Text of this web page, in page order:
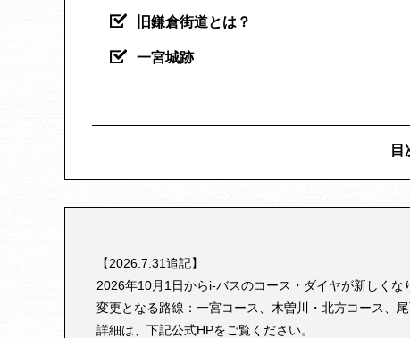
旧鎌倉街道とは？
一宮城跡
常念寺
目
【2026.7.31追記】
2026年10月1日からi-バスのコース・ダイヤが新しくな
変更となる路線：一宮コース、木曽川・北方コース、
詳細は、下記公式HPをご覧ください。